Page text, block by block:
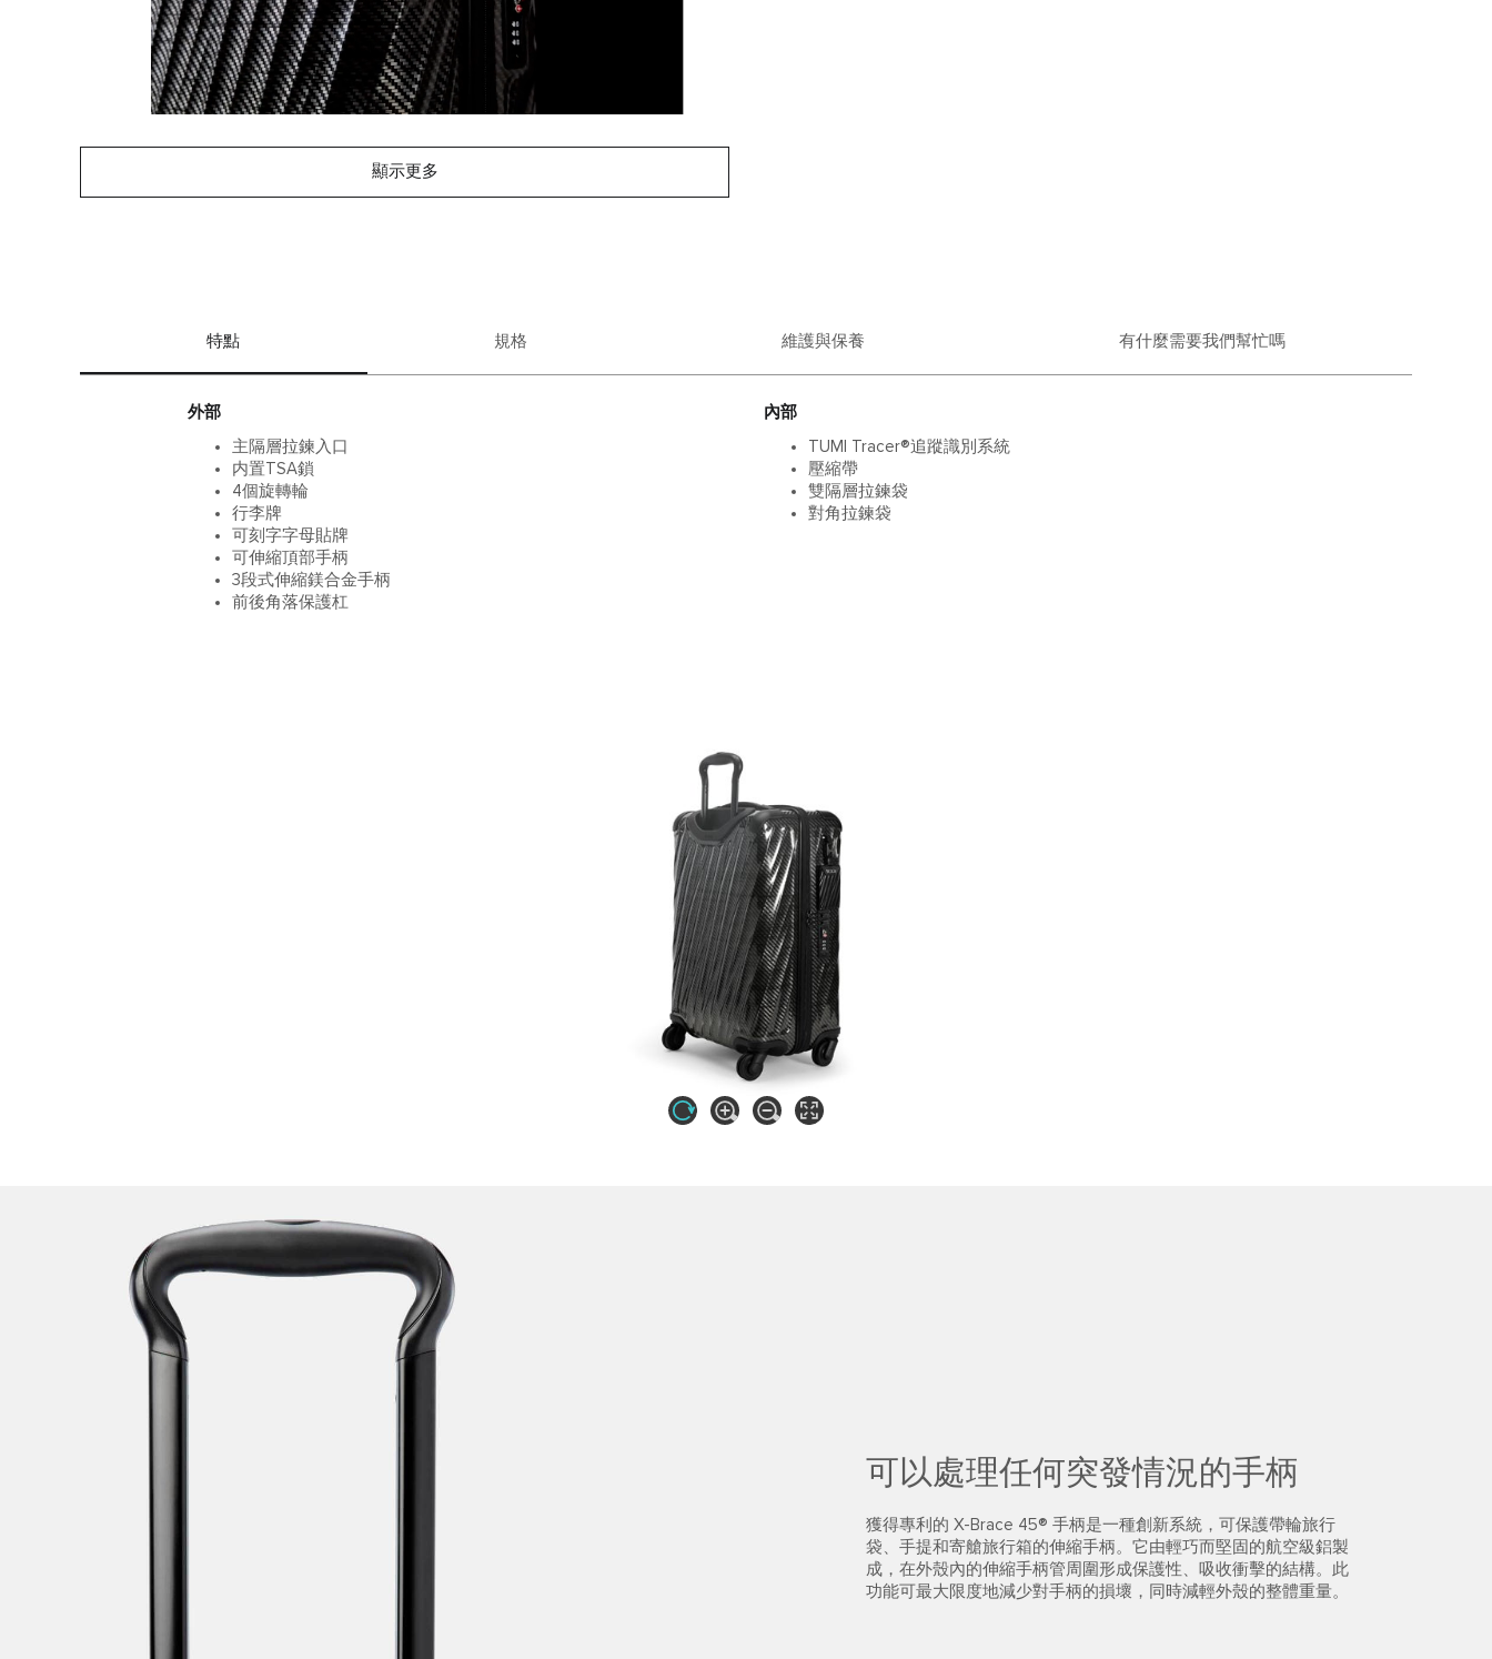
顯示更多
特點 規格 維護與保養 有什麼需要我們幫忙嗎
外部
主隔層拉鍊入口
内置TSA鎖
4個旋轉輪
行李牌
可刻字字母貼牌
可伸縮頂部手柄
3段式伸縮鎂合金手柄
前後角落保護杠​
內部
TUMI Tracer®追蹤識別系統
壓縮帶
雙隔層拉鍊袋
對角拉鍊袋
可以處理任何突發情況的手柄
獲得專利的 X-Brace 45® 手柄是一種創新系統，可保護帶輪旅行
袋、手提和寄艙旅行箱的伸縮手柄。它由輕巧而堅固的航空級鋁製
成，在外殼內的伸縮手柄管周圍形成保護性、吸收衝擊的結構。此
功能可最大限度地減少對手柄的損壞，同時減輕外殼的整體重量。